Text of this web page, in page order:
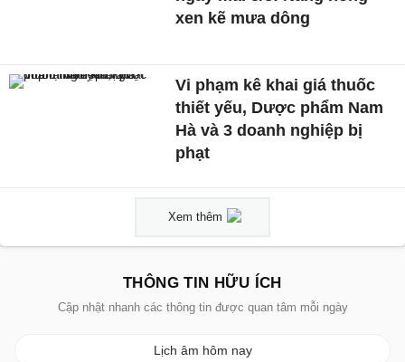
xen kẽ mưa dông
Vi phạm kê khai giá thuốc
thiết yếu, Dược phẩm Nam
Hà và 3 doanh nghiệp bị
phạt
Xem thêm
THÔNG TIN HỮU ÍCH
Cập nhật nhanh các thông tin được quan tâm mỗi ngày
Lịch âm hôm nay